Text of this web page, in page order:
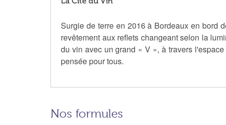
Surgie de terre en 2016 à Bordeaux en bord
revêtement aux reflets changeant selon la
du vin avec un grand « V », à travers
pensée pour tous.
Nos formules